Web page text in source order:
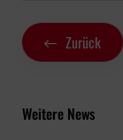
Zurück
Weitere News